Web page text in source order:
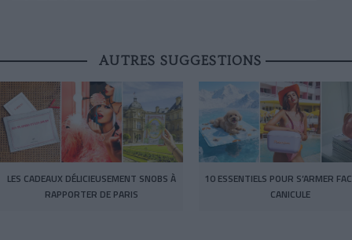
AUTRES SUGGESTIONS
LES CADEAUX DÉLICIEUSEMENT SNOBS À
RAPPORTER DE PARIS
10 ESSENTIELS POUR S’ARMER
CANICULE